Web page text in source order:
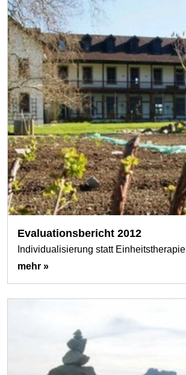
Evaluationsbericht 2012
Individualisierung statt Einheitstherapie
mehr »